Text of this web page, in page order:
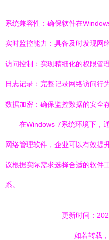
系统兼容性：确保软件在
实时监控能力：具备及时发现网
访问控制：实现精细化的权限管
日志记录：完整记录网络访问行
数据加密：确保监控数据的安全
在Windows 7系统环境下，
网络管理软件，企业可以有效提
议根据实际需求选择合适的软件
系。
更新时间：
如若转载